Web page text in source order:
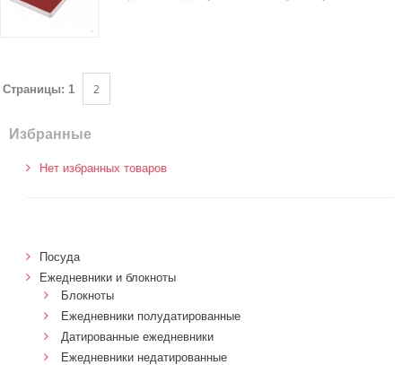
Страницы: 1 2
Избранные
Нет избранных товаров
Посуда
Ежедневники и блокноты
Блокноты
Ежедневники полудатированные
Датированные ежедневники
Ежедневники недатированные